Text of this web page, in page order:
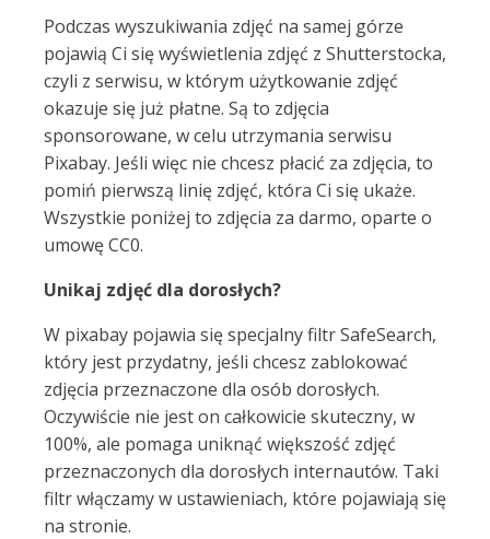
Podczas wyszukiwania zdjęć na samej górze
pojawią Ci się wyświetlenia zdjęć z Shutterstocka,
czyli z serwisu, w którym użytkowanie zdjęć
okazuje się już płatne. Są to zdjęcia
sponsorowane, w celu utrzymania serwisu
Pixabay. Jeśli więc nie chcesz płacić za zdjęcia, to
pomiń pierwszą linię zdjęć, która Ci się ukaże.
Wszystkie poniżej to zdjęcia za darmo, oparte o
umowę CC0.
Unikaj zdjęć dla dorosłych?
W pixabay pojawia się specjalny filtr SafeSearch,
który jest przydatny, jeśli chcesz zablokować
zdjęcia przeznaczone dla osób dorosłych.
Oczywiście nie jest on całkowicie skuteczny, w
100%, ale pomaga uniknąć większość zdjęć
przeznaczonych dla dorosłych internautów. Taki
filtr włączamy w ustawieniach, które pojawiają się
na stronie.